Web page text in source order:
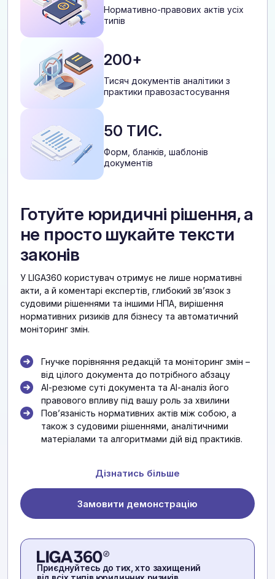
Нормативно-правових актів усіх
типів
200+
Тисяч документів аналітики з
практики правозастосування
50 ТИС.
Форм, бланків, шаблонів
документів
Готуйте юридичні рішення, а
не просто шукайте тексти
законів
У LIGA360 користувач отримує не лише нормативні
акти, а й коментарі експертів, глибокий звʼязок з
судовими рішеннями та іншими НПА, вирішення
нормативних ризиків для бізнесу та автоматичний
моніторинг змін.
Гнучке порівняння редакцій та моніторинг змін –
від цілого документа до потрібного абзацу
АІ-резюме суті документа та АІ-аналіз його
правового впливу під вашу роль за хвилини
Повʼязаність нормативних актів між собою, а
також з судовими рішеннями, аналітичними
матеріалами та алгоритмами дій від практиків.
Дізнатись більше
Замовити демонстрацію
Приєднуйтесь до тих, хто захищений